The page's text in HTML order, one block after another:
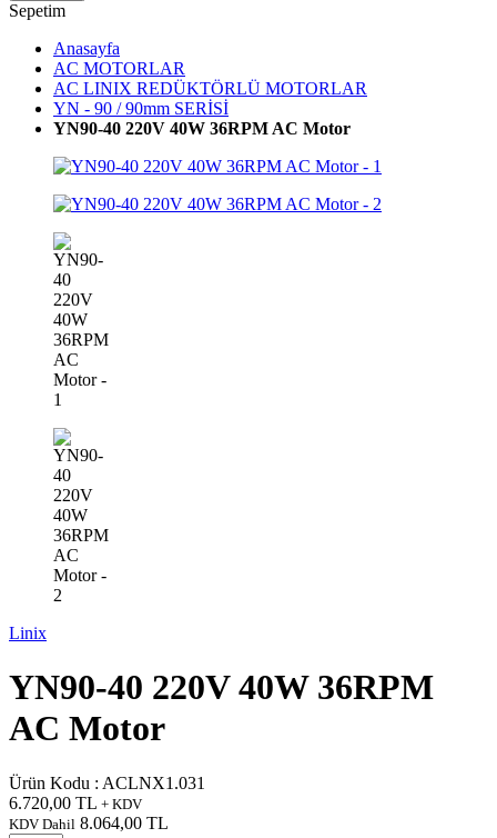
Sepetim
Anasayfa
AC MOTORLAR
AC LINIX REDÜKTÖRLÜ MOTORLAR
YN - 90 / 90mm SERİSİ
YN90-40 220V 40W 36RPM AC Motor
Linix
YN90-40 220V 40W 36RPM
AC Motor
Ürün Kodu : ACLNX1.031
6.720,00 TL + KDV
KDV Dahil 8.064,00 TL